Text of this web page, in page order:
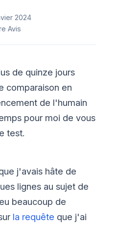
2024
Avis
de quinze jours
comparaison en
de l'humain
pour moi de vous
test.
j'avais hâte de
lignes au sujet de
beaucoup de
la requête que j'ai